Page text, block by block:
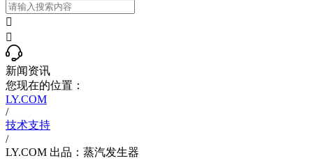


新闻资讯
您现在的位置：
LY.COM
/
技术支持
/
LY.COM 出品：蒸汽发生器